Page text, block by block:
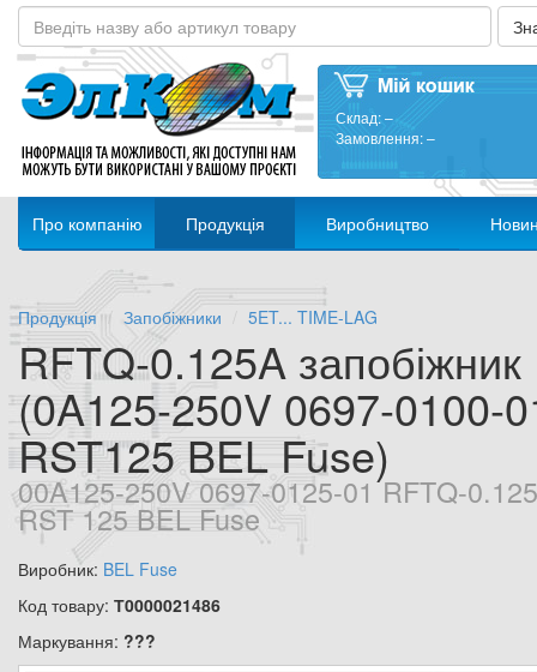
Склад:–
Замовлення:–
Про компанію Продукція Виробництво
Продукція Запобіжники 5ET... TIME-LAG
RFTQ-0.125A запобіжник
(0A125-250V 0697-0100-
RST125 BEL Fuse)
00A125-250V 0697-0125-01 RFTQ-
RST 125 BEL Fuse
Виробник: BEL Fuse
Код товару: Т0000021486
Маркування: ???